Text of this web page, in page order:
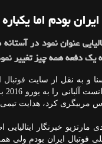
بودم اما
عنوان نمود در
یك دفعه همه چیز تغییر
و به نقل از سایت فوتبال
ده
سال 2017 در آلاوس مربیگری كرد، هدایت
مارتزیو خبرنگار
فوتبال ایران بودم ولی